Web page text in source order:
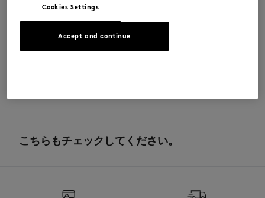
サイズ＆カット
サイズ： WOMEN
素材＆お手入れ方法
こちらもチェックしてください。
Cookies Settings
Accept and continue